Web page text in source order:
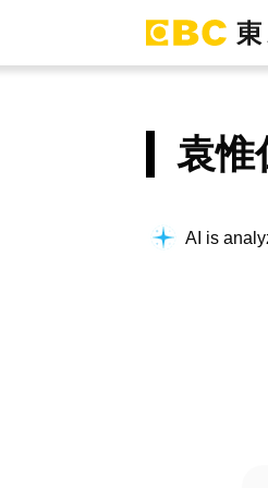
袁惟
AI is